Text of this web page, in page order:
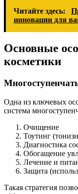
Читайте здесь:
инновации для
Основные
косметики
Одна из ключевых
система
Очищение
Тоутинг
Диагностика
Обогащение
Лечение и
Защита
Такая стратегия